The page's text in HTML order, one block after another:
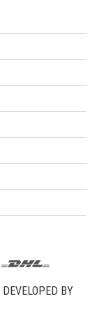
DEVELOPED BY